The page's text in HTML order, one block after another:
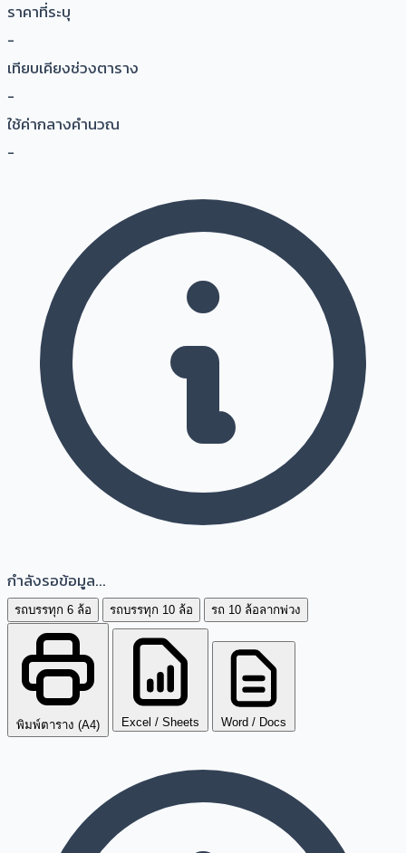
ราคาที่ระบุ
-
เทียบเคียงช่วงตาราง
-
ใช้ค่ากลางคำนวณ
-
กำลังรอข้อมูล...
รถบรรทุก 6 ล้อ รถบรรทุก 10 ล้อ รถ 10 ล้อลากพ่วง
พิมพ์ตาราง (A4) Excel / Sheets Word / Docs